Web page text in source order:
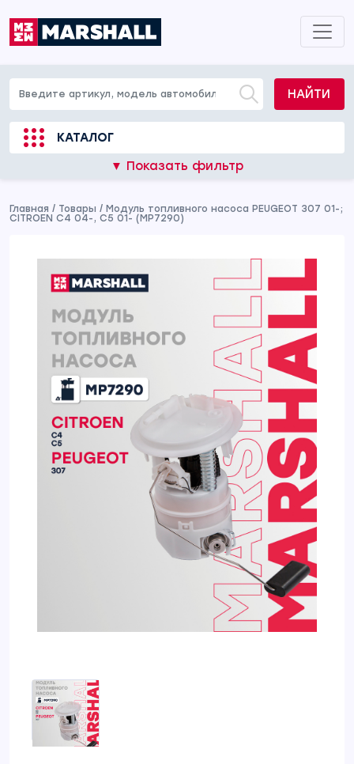
НАЙТИ
КАТАЛОГ
▼ Показать фильтр
Главная / Товары / Модуль топливного насоса PEUGEOT 307 01-;
CITROEN C4 04-, C5 01- (MP7290)